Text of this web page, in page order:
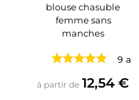
blouse chasuble
femme sans
manches
9 avis
à partir de Prix
12,54 €